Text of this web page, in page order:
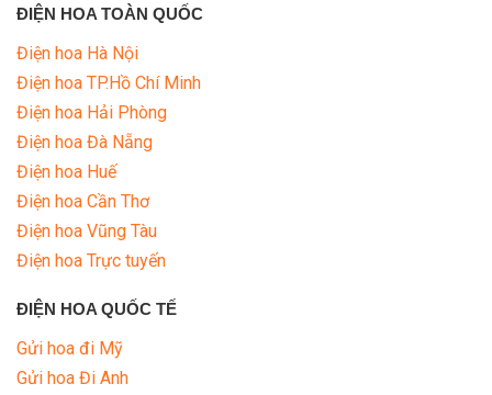
ĐIỆN HOA TOÀN QUỐC
Điện hoa Hà Nội
Điện hoa TP.Hồ Chí Minh
Điện hoa Hải Phòng
Điện hoa Đà Nẵng
Điện hoa Huế
Điện hoa Cần Thơ
Điện hoa Vũng Tàu
Điện hoa Trực tuyến
ĐIỆN HOA QUỐC TẾ
Gửi hoa đi Mỹ
Gửi hoa Đi Anh